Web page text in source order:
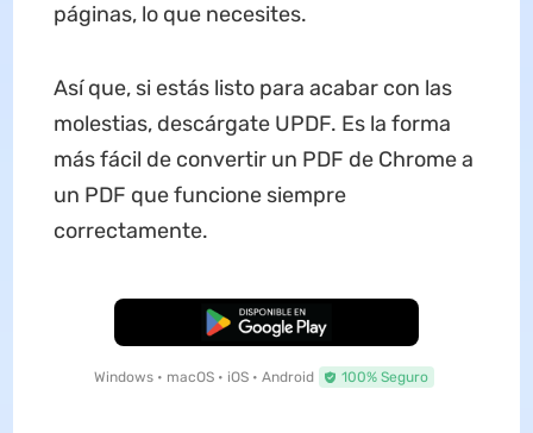
páginas, lo que necesites.
Así que, si estás listo para acabar con las
molestias, descárgate UPDF. Es la forma
más fácil de convertir un PDF de Chrome a
un PDF que funcione siempre
correctamente.
Descarga Gratuita
Windows • macOS • iOS • Android 100% Seguro